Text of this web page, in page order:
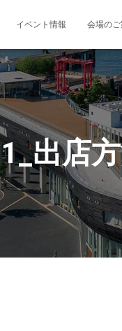
イベント情報 会場のご
1_出店